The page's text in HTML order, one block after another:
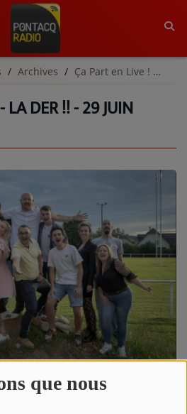
que nous
Archives Ça Part en Live ! | Archives
LA DER !! - 29 JUIN